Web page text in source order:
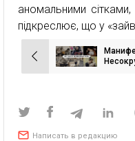
аномальними
підкреслює, що у
Навигация
по
Написать в редакцию